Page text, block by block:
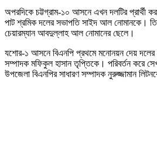
অপরদিকে চট্টগ্রাম-১০ আসনে এখন দলটির প্রার্থী
পাট শ্রমিক দলের সভাপতি সাইদ আল নোমানকে।
চেয়ারম্যান আবদুল্লাহ আল নোমানের ছেলে।
যশোর-১ আসনে বিএনপি প্রথমে মনোনয়ন দেয় দলের
সম্পাদক মফিকুল হাসান তৃপ্তিকে। পরিবর্তন করে
উপজেলা বিএনপির সাধারণ সম্পাদক নুরুজ্জামান